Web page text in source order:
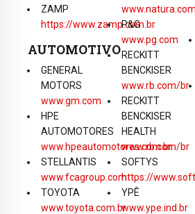
ZAMP
https://www.zamp.com.br
AUTOMOTIVO
GENERAL
MOTORS
www.gm.com
HPE
AUTOMOTORES
www.hpeautomotores.com.br
STELLANTIS
www.fcagroup.com
TOYOTA
www.toyota.com.br
P&G
www.pg.com
RECKITT
BENCKISER
www.rb.com/br
RECKITT
BENCKISER
HEALTH
www.rb.com/br
SOFTYS
https://
YPÊ
www.ype.ind.br